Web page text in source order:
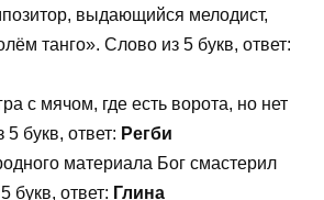
выдающийся мелодист,
танго». Слово из 5 букв, ответ:
с мячом, где есть ворота, но нет
букв, ответ: Регби
материала Бог смастерил
букв, ответ: Глина